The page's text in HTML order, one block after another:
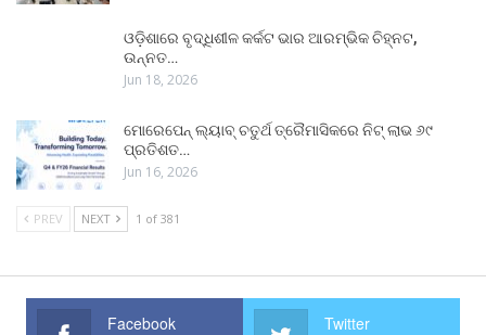
ଓଡ଼ିଶାରେ ବୃଦ୍ଧିଶୀଳ କର୍କଟ ଭାର ଆରମ୍ଭିକ ଚିହ୍ନଟ,
ଉନ୍ନତ…
Jun 18, 2026
ମୋରେପେନ୍ ଲ୍ୟାବ୍ ଚତୁର୍ଥ ତ୍ରୈମାସିକରେ ନିଟ୍ ଲାଭ ୬୯
ପ୍ରତିଶତ…
Jun 16, 2026
PREV NEXT 1 of 381
Facebook Twitter